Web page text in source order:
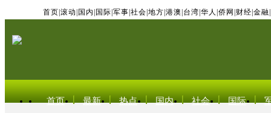
首页 滚动 国内 国际 军事 社会 地方 港澳 台湾 华人 侨网 财经 金融
首页 最新 热点 国内 社会 国际